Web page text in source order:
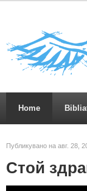
Home
Публикувано на авг. 28,
Стой